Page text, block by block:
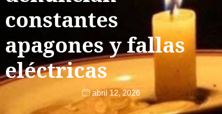
constantes
apagones y fallas
eléctricas
abril 12, 2026